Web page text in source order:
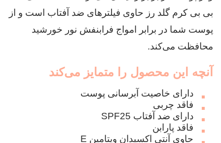
بی بی کرم گلد رز حاوی فیلترهای ضد آفتاب است و از
پوست شما در برابر امواج فرابنفش نور خورشید
محافظت می‌کند.
آنچه این محصول را متمایز می‌کند
دارای خاصیت آبرسانی پوست
فاقد چربی
دارای ضد آفتاب SPF25
فاقد پارابن
حاوی آنتی اکسیدان ویتامین E